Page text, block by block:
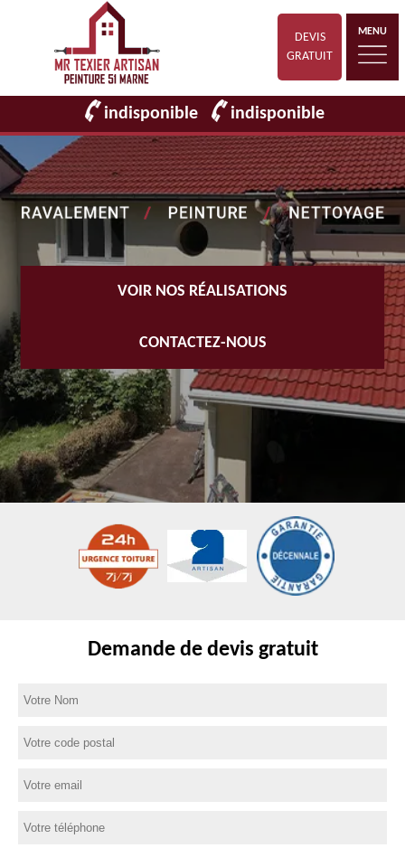
DEVIS
GRATUIT
MENU
indisponible indisponible
VOIR NOS RÉALISATIONS
CONTACTEZ-NOUS
Demande de devis gratuit